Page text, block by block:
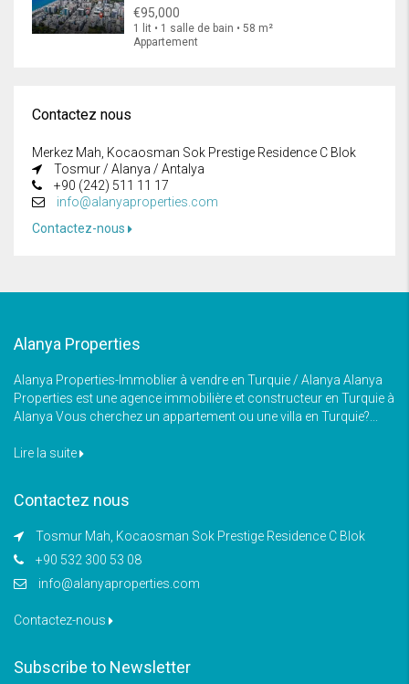
€95,000
1 lit • 1 salle de bain • 58 m²
Appartement
Contactez nous
Merkez Mah, Kocaosman Sok Prestige Residence C Blok
Tosmur / Alanya / Antalya
+90 (242) 511 11 17
info@alanyaproperties.com
Contactez-nous
Alanya Properties
Alanya Properties-Immoblier à vendre en Turquie / Alanya Alanya
Properties est une agence immobilière et constructeur en Turquie à
Alanya Vous cherchez un appartement ou une villa en Turquie?...
Lire la suite
Contactez nous
Tosmur Mah, Kocaosman Sok Prestige Residence C Blok
+90 532 300 53 08
info@alanyaproperties.com
Contactez-nous
Subscribe to Newsletter